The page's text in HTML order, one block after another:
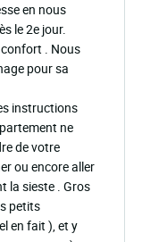
en nous
le 2e jour.
. Nous
pour sa
instructions
ne
de votre
ou encore aller
la sieste . Gros
petits
en fait ), et y